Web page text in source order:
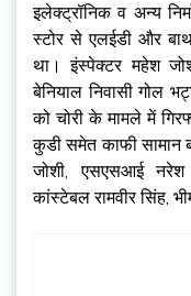
इलेक्ट्रॉनिक व अन्य
स्टोर से एलईडी और
था। इंस्पेक्टर महेश
बेनियाल निवासी गोल
को चोरी के मामले में
कुडी समेत काफी सामान
जोशी, एसएसआई नरेश
कांस्टेबल रामवीर सिंह,